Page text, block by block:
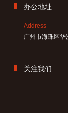
办公地址
Address
广州市海珠区
关注我们